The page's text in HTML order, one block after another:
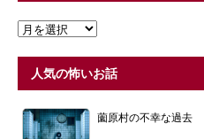
人気の怖いお話
薗原村の不幸な過去